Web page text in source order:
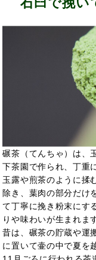
碾茶（てんちゃ）は、
下茶園で作られ、丁重
玉露や煎茶のように揉
除き、葉肉の部分だけ
て丁寧に挽き粉末にす
りや味わいが生まれま
昔は、碾茶の貯蔵や運
に置いて壷の中で夏を